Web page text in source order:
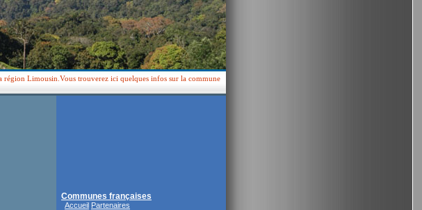
région Limousin.Vous trouverez ici quelques infos sur la commune
Communes françaises
Accueil Partenaires